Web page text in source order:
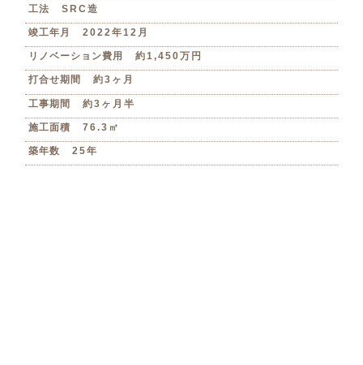
工法 SRC造
竣工年月 2022年12月
リノベーション費用 約1,450万円
打合せ期間 約3ヶ月
工事期間 約3ヶ月半
施工面積 76.3㎡
築年数 25年